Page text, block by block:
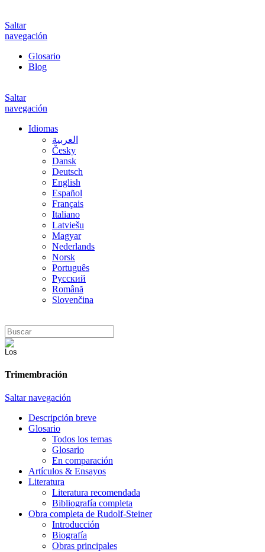
Saltar
navegación
Glosario
Blog
Saltar
navegación
Idiomas
العربية
Česky
Dansk
Deutsch
English
Español
Français
Italiano
Latviešu
Magyar
Nederlands
Norsk
Português
Русский
Română
Slovenčina
Trimembración
Saltar navegación
Descripción breve
Glosario
Todos los temas
Glosario
En comparación
Artículos & Ensayos
Literatura
Literatura recomendada
Bibliografía completa
Obra completa de Rudolf-Steiner
Introducción
Biografía
Obras principales